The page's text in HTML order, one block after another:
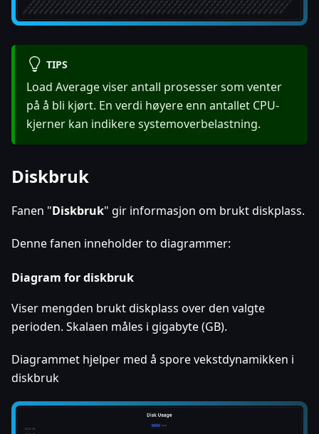
TIPS
Load Average viser antall prosesser som venter
på å bli kjørt. En verdi høyere enn antallet CPU-
kjerner kan indikere systemoverbelastning.
Diskbruk
Fanen "Diskbruk" gir informasjon om brukt diskplass.
Denne fanen inneholder to diagrammer:
Diagram for diskbruk
Viser mengden brukt diskplass over den valgte
perioden. Skalaen måles i gigabyte (GB).
Diagrammet hjelper med å spore vekstdynamikken i
diskbruk